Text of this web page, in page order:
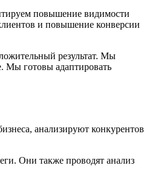
повышение видимости
и повышение конверсии
результат. Мы
Мы готовы адаптировать
анализируют конкурентов
Они также проводят анализ